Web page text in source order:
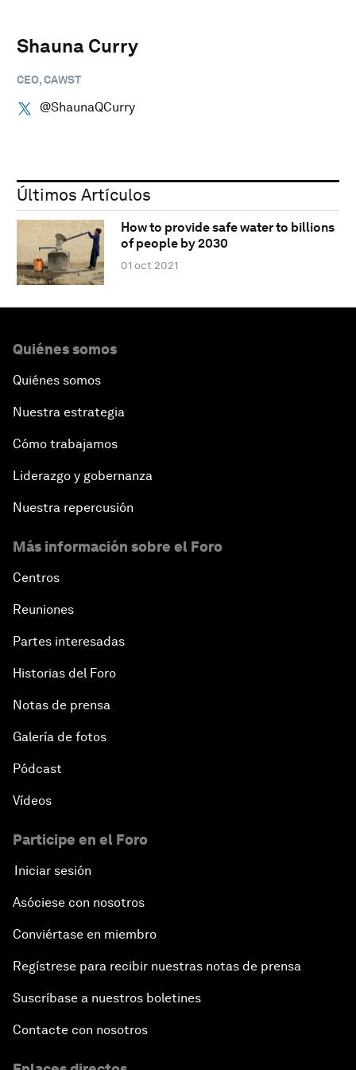
Shauna Curry
CEO, CAWST
@ShaunaQCurry
Últimos Artículos
How to provide safe water to billions
of people by 2030
01 oct 2021
Quiénes somos
Quiénes somos
Nuestra estrategia
Cómo trabajamos
Liderazgo y gobernanza
Nuestra repercusión
Más información sobre el Foro
Centros
Reuniones
Partes interesadas
Historias del Foro
Notas de prensa
Galería de fotos
Pódcast
Vídeos
Participe en el Foro
Iniciar sesión
Asóciese con nosotros
Conviértase en miembro
Regístrese para recibir nuestras notas de prensa
Suscríbase a nuestros boletines
Contacte con nosotros